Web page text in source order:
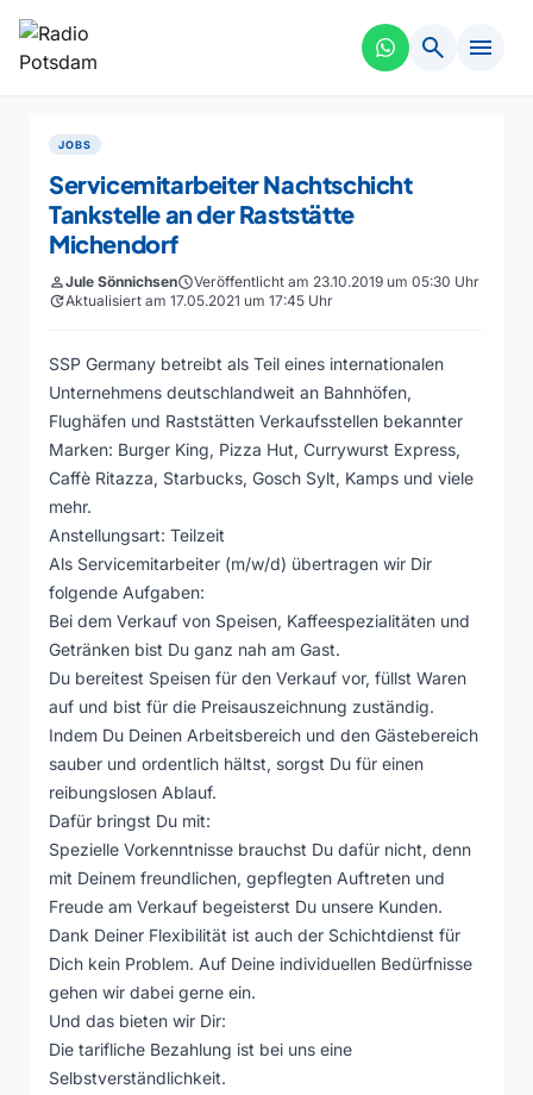
search menu
JOBS
Servicemitarbeiter Nachtschicht
Tankstelle an der Raststätte
Michendorf
personJule SönnichsenscheduleVeröffentlicht am 23.10.2019 um 05:30 Uhr
updateAktualisiert am 17.05.2021 um 17:45 Uhr
SSP Germany betreibt als Teil eines internationalen
Unternehmens deutschlandweit an Bahnhöfen,
Flughäfen und Raststätten Verkaufsstellen bekannter
Marken: Burger King, Pizza Hut, Currywurst Express,
Caffè Ritazza, Starbucks, Gosch Sylt, Kamps und viele
mehr.
Anstellungsart: Teilzeit
Als Servicemitarbeiter (m/w/d) übertragen wir Dir
folgende Aufgaben:
Bei dem Verkauf von Speisen, Kaffeespezialitäten und
Getränken bist Du ganz nah am Gast.
Du bereitest Speisen für den Verkauf vor, füllst Waren
auf und bist für die Preisauszeichnung zuständig.
Indem Du Deinen Arbeitsbereich und den Gästebereich
sauber und ordentlich hältst, sorgst Du für einen
reibungslosen Ablauf.
Dafür bringst Du mit:
Spezielle Vorkenntnisse brauchst Du dafür nicht, denn
mit Deinem freundlichen, gepflegten Auftreten und
Freude am Verkauf begeisterst Du unsere Kunden.
Dank Deiner Flexibilität ist auch der Schichtdienst für
Dich kein Problem. Auf Deine individuellen Bedürfnisse
gehen wir dabei gerne ein.
Und das bieten wir Dir:
Die tarifliche Bezahlung ist bei uns eine
Selbstverständlichkeit.